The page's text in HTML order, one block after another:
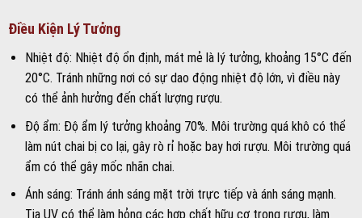
Điều Kiện Lý Tưởng
Nhiệt độ: Nhiệt độ ổn định, mát mẻ là lý tưởng, khoảng 15°C đến
20°C. Tránh những nơi có sự dao động nhiệt độ lớn, vì điều này
có thể ảnh hưởng đến chất lượng rượu.
Độ ẩm: Độ ẩm lý tưởng khoảng 70%. Môi trường quá khô có thể
làm nút chai bị co lại, gây rò rỉ hoặc bay hơi rượu. Môi trường quá
ẩm có thể gây mốc nhãn chai.
Ánh sáng: Tránh ánh sáng mặt trời trực tiếp và ánh sáng mạnh.
Tia UV có thể làm hỏng các hợp chất hữu cơ trong rượu, làm